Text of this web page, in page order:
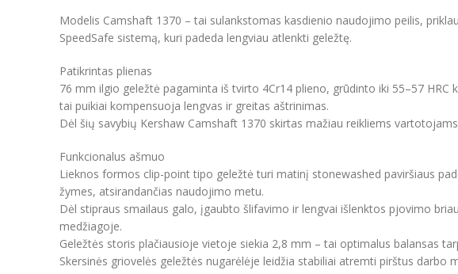
Modelis Camshaft 1370 – tai sulankstomas kasdienio naudojimo peilis,
SpeedSafe sistemą, kuri padeda lengviau atlenkti geležtę.
Patikrintas plienas
76 mm ilgio geležtė pagaminta iš tvirto 4Cr14 plieno, grūdinto iki 55–57
tai puikiai kompensuoja lengvas ir greitas aštrinimas.
Dėl šių savybių Kershaw Camshaft 1370 skirtas mažiau reikliems
Funkcionalus ašmuo
Lieknos formos clip-point tipo geležtė turi matinį stonewashed paviršiaus
žymes, atsirandančias naudojimo metu.
Dėl stipraus smailaus galo, įgaubto šlifavimo ir lengvai išlenktos pjovimo
medžiagoje.
Geležtės storis plačiausioje vietoje siekia 2,8 mm – tai optimalus balansas
Skersinės griovelės geležtės nugarėlėje leidžia stabiliai atremti pirštus darbo